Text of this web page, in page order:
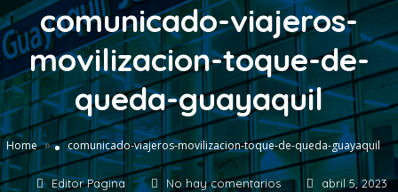
comunicado-viajeros-
movilizacion-toque-de-
queda-guayaquil
Home » comunicado-viajeros-movilizacion-toque-de-queda-guayaquil
Editor Pagina No hay comentarios abril 5, 2023